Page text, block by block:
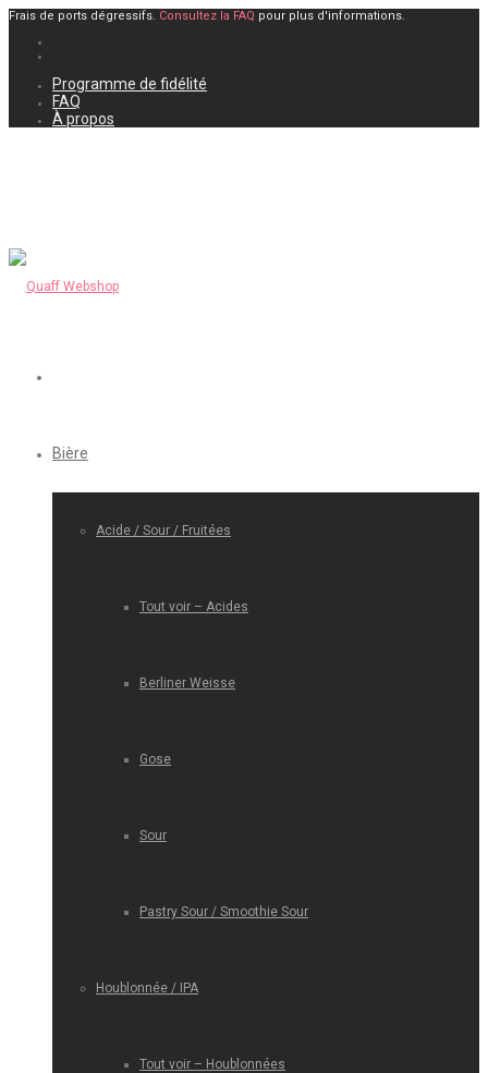
Frais de ports dégressifs. Consultez la FAQ pour plus d'informations.
Programme de fidélité
FAQ
À propos
Bière
Acide / Sour / Fruitées
Tout voir – Acides
Berliner Weisse
Gose
Sour
Pastry Sour / Smoothie Sour
Houblonnée / IPA
Tout voir – Houblonnées